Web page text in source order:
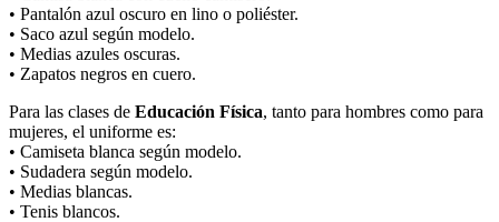
• Pantalón azul oscuro en lino o poliéster.
• Saco azul según modelo.
• Medias azules oscuras.
• Zapatos negros en cuero.
Para las clases de Educación Física, tanto para hombres como para
mujeres, el uniforme es:
• Camiseta blanca según modelo.
• Sudadera según modelo.
• Medias blancas.
• Tenis blancos.